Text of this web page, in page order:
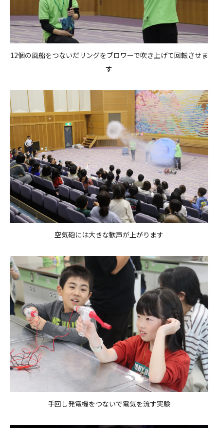
12個の風船をつないだリングをブロワーで吹き上げて回転させま
す
空気砲には大きな歓声が上がります
手回し発電機をつないで電気を流す実験